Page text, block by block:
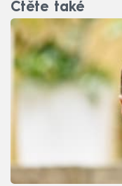
Čtěte také